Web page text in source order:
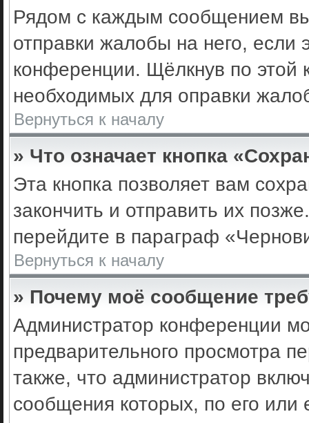
Рядом с каждым сообщением вы
отправки жалобы на него,
конференции. Щёлкнув по этой
необходимых для оправки
Вернуться к началу
» Что означает кнопка
Эта кнопка позволяет вам
закончить и отправить их
перейдите в параграф
Вернуться к началу
» Почему моё сообщение
Администратор конференции
предварительного просмотра
также, что администратор
сообщения которых, по его